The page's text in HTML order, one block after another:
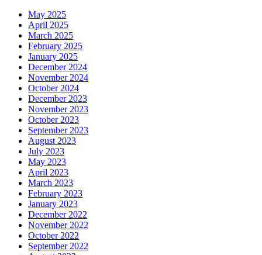
May 2025
April 2025
March 2025
February 2025
January 2025
December 2024
November 2024
October 2024
December 2023
November 2023
October 2023
September 2023
August 2023
July 2023
May 2023
April 2023
March 2023
February 2023
January 2023
December 2022
November 2022
October 2022
September 2022